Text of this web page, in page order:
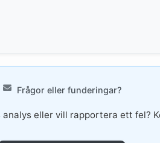
Frågor eller funderingar?
analys eller vill rapportera ett fel?